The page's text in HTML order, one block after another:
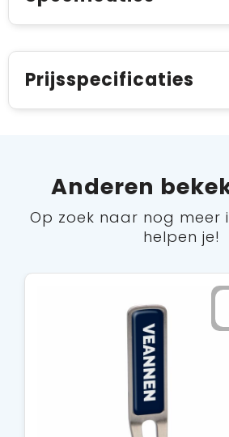
Prijsspecificaties
Anderen
Op zoek naar nog meer
helpen je!